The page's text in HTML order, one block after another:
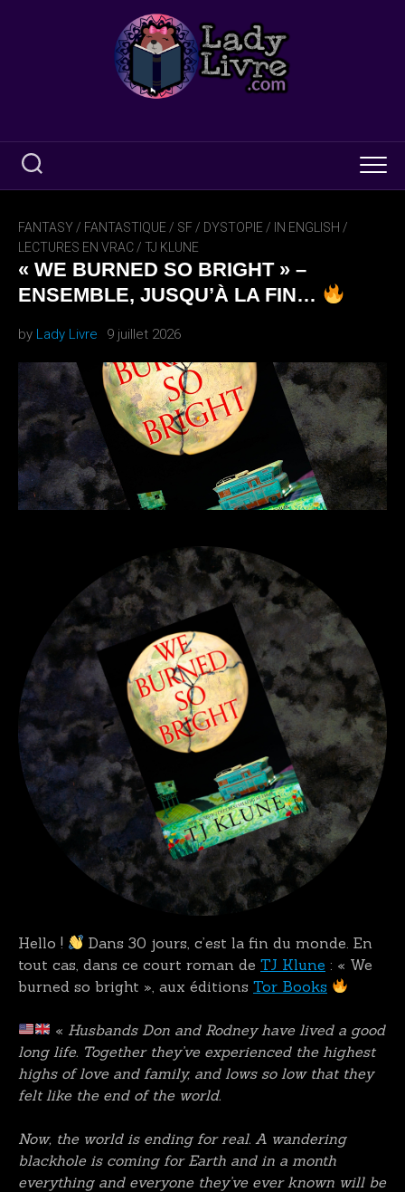
FANTASY / FANTASTIQUE / SF / DYSTOPIE / IN ENGLISH /
LECTURES EN VRAC / TJ KLUNE
« WE BURNED SO BRIGHT » –
ENSEMBLE, JUSQU’À LA FIN…
by Lady Livre 9 juillet 2026
Hello !
Dans 30 jours, c’est la fin du monde. En
tout cas, dans ce court roman de TJ Klune : « We
burned so bright », aux éditions Tor Books
« Husbands Don and Rodney have lived a good
long life. Together they’ve experienced the highest
highs of love and family, and lows so low that they
felt like the end of the world.
Now, the world is ending for real. A wandering
blackhole is coming for Earth and in a month
everything and everyone they’ve ever known will be